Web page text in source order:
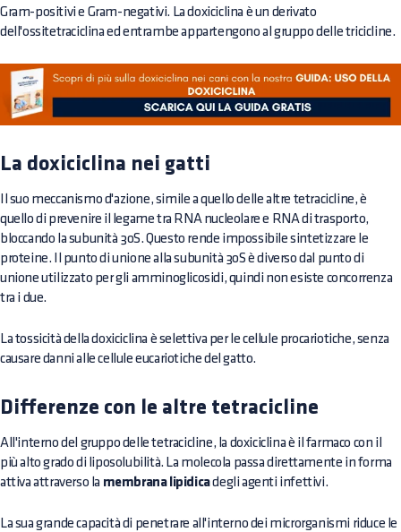
Gram-positivi e Gram-negativi. La doxiciclina è un derivato
dell'ossitetraciclina ed entrambe appartengono al gruppo delle tricicline.
La doxiciclina nei gatti
Il suo meccanismo d'azione, simile a quello delle altre tetracicline, è
quello di prevenire il legame tra RNA nucleolare e RNA di trasporto,
bloccando la subunità 30S. Questo rende impossibile sintetizzare le
proteine. Il punto di unione alla subunità 30S è diverso dal punto di
unione utilizzato per gli amminoglicosidi, quindi non esiste concorrenza
tra i due.
La tossicità della doxiciclina è selettiva per le cellule procariotiche, senza
causare danni alle cellule eucariotiche del gatto.
Differenze con le altre tetracicline
All'interno del gruppo delle tetracicline, la doxiciclina è il farmaco con il
più alto grado di liposolubilità. La molecola passa direttamente in forma
attiva attraverso la membrana lipidicadegli agenti infettivi.
La sua grande capacità di penetrare all'interno dei microrganismi riduce le